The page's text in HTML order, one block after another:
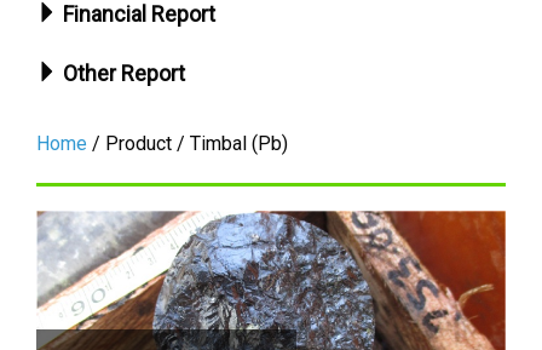
Financial Report
Other Report
Home / Product / Timbal (Pb)